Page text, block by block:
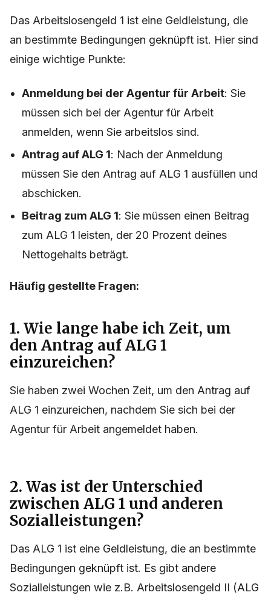
Das Arbeitslosengeld 1 ist eine Geldleistung, die
an bestimmte Bedingungen geknüpft ist. Hier sind
einige wichtige Punkte:
Anmeldung bei der Agentur für Arbeit: Sie
müssen sich bei der Agentur für Arbeit
anmelden, wenn Sie arbeitslos sind.
Antrag auf ALG 1: Nach der Anmeldung
müssen Sie den Antrag auf ALG 1 ausfüllen und
abschicken.
Beitrag zum ALG 1: Sie müssen einen Beitrag
zum ALG 1 leisten, der 20 Prozent deines
Nettogehalts beträgt.
Häufig gestellte Fragen:
1. Wie lange habe ich Zeit, um
den Antrag auf ALG 1
einzureichen?
Sie haben zwei Wochen Zeit, um den Antrag auf
ALG 1 einzureichen, nachdem Sie sich bei der
Agentur für Arbeit angemeldet haben.
2. Was ist der Unterschied
zwischen ALG 1 und anderen
Sozialleistungen?
Das ALG 1 ist eine Geldleistung, die an bestimmte
Bedingungen geknüpft ist. Es gibt andere
Sozialleistungen wie z.B. Arbeitslosengeld II (ALG